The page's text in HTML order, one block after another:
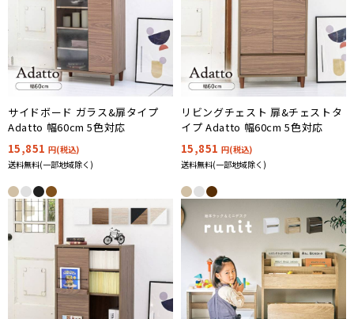
サイドボード ガラス&扉タイプ
Adatto 幅60cm 5色対応
15,851 円(税込)
送料無料(一部地域除く)
リビングチェスト 扉&チェストタ
イプ Adatto 幅60cm 5色対応
15,851 円(税込)
送料無料(一部地域除く)